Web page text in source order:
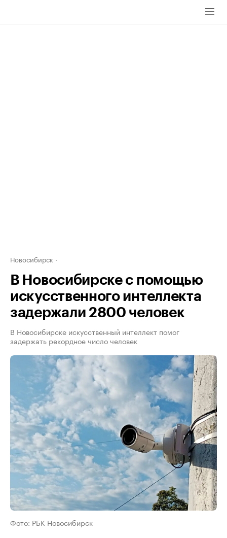
Новосибирск
В Новосибирске с помощью
искусственного интеллекта
задержали 2800 человек
В Новосибирске искусственный интеллект помог
задержать рекордное число человек
Фото: РБК Новосибирск